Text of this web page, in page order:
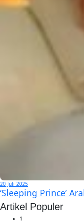
20 Juli 2025
‘Sleeping Prince’
Artikel Populer
1